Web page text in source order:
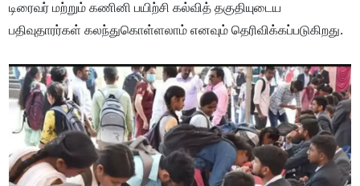
டிரைவர் மற்றும் கணினி பயிற்சி கல்வித் தகுதியுடைய
பதிவுதாரர்கள் கலந்துகொள்ளலாம் எனவும் தெரிவிக்கப்படுகிறது.